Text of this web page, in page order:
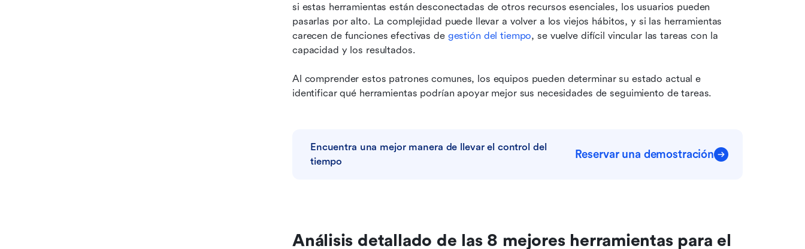
si estas herramientas están desconectadas de otros recursos esenciales, los usuarios pueden
pasarlas por alto. La complejidad puede llevar a volver a los viejos hábitos, y si las herramientas
carecen de funciones efectivas de gestión del tiempo, se vuelve difícil vincular las tareas con la
capacidad y los resultados.
Al comprender estos patrones comunes, los equipos pueden determinar su estado actual e
identificar qué herramientas podrían apoyar mejor sus necesidades de seguimiento de tareas.
Encuentra una mejor manera de llevar el control del
tiempo
Reservar una demostración
Análisis detallado de las 8 mejores herramientas para el